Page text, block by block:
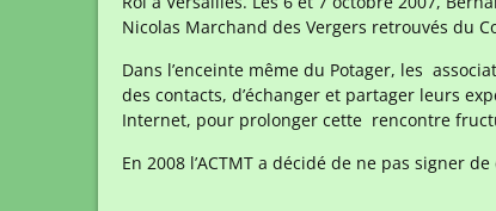
Nicolas Marchand des Vergers retrouvés du
Dans l’enceinte même du Potager, les
des contacts, d’échanger et partager leurs
Internet, pour prolonger cette rencontre
En 2008 l’ACTMT a décidé de ne pas signer